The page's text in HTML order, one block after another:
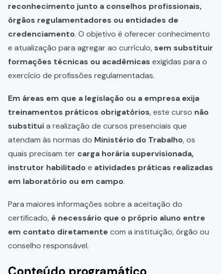
reconhecimento junto a conselhos profissionais,
órgãos regulamentadores ou entidades de
credenciamento. O objetivo é oferecer conhecimento
e atualização para agregar ao currículo, sem substituir
formações técnicas ou acadêmicas exigidas para o
exercício de profissões regulamentadas.
Em áreas em que a legislação ou a empresa exija
treinamentos práticos obrigatórios, este curso não
substituia realização de cursos presenciais que
atendam às normas do Ministério do Trabalho, os
quais precisam ter carga horária supervisionada,
instrutor habilitadoe atividades práticas realizadas
em laboratório ou em campo.
Para maiores informações sobre a aceitação do
certificado, é necessário que o próprio aluno entre
em contato diretamente com a instituição, órgão ou
conselho responsável.